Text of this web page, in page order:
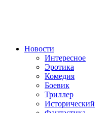
Новости
Интересное
Эротика
Комедия
Боевик
Триллер
Исторический